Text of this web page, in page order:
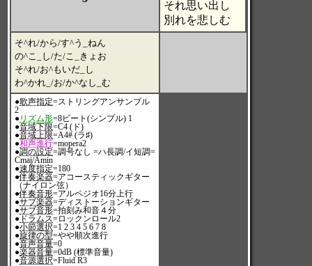
それ思い出し
別れを悲しむ
そ^れ/から/す^う_ねん
の^こ_し/た/こ_きょお
そ^れ/お^もいだ_し
わ^かれ_/お/か^なし_む
●歌声指定=ストリングアンサンブル
2
●リズム形=8ビート(シンプル) 1
●音域下限=C4 (ド)
●音域上限=A4# (ラ♯)
●和声進行=mopera2
●調の設定=調号なし =ハ長調/イ短調=
Cmaj/Amin
●速度指定=180
●伴奏楽器=アコースティックギター
（ナイロン弦）
●伴奏音形=アルペジオ16分上行
●サブ楽器=ディストーションギター
●サブ音形=拍刻み和音４分
● ドラムス=ロックンロール2
●小節選択=1 2 3 4 5 6 7 8
●旋律の型=やや順次進行
●音声音量=0
●楽器音量=0dB (標準音量)
●音源選択=Fluid R3